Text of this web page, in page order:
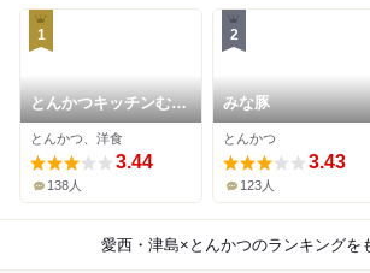
1
とんかつキッチンむら
かみ
とんかつ、洋食
3.44
138人
2
みな豚
とんかつ
3.43
123人
愛西・津島×とんかつのランキングを